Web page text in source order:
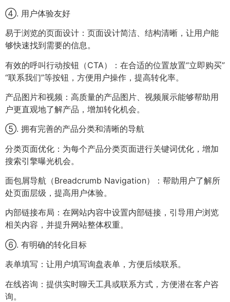
④. 用户体验友好
易于浏览的页面设计：页面设计简洁、结构清晰，让用户能
够快速找到需要的信息。
有效的呼叫行动按钮（CTA）：在合适的位置放置“立即购买”
“联系我们”等按钮，方便用户操作，提高转化率。
产品图片和视频：高质量的产品图片、视频展示能够帮助用
户更直观地了解产品，增加转化机会。
⑤. 拥有完善的产品分类和清晰的导航
分类页面优化：为每个产品分类页面进行关键词优化，增加
搜索引擎曝光机会。
面包屑导航（Breadcrumb Navigation）：帮助用户了解所
处页面层级，提高用户体验。
内部链接布局：在网站内容中设置内部链接，引导用户浏览
相关内容，并提升网站整体权重。
⑥. 有明确的转化目标
表单填写：让用户填写询盘表单，方便后续联系。
在线咨询：提供实时聊天工具或联系方式，方便潜在客户咨
询。